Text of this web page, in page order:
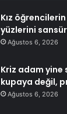
Kız öğrencilerin
yüzlerini
Ağustos 6, 2026
Kriz adam yine
kupaya değil,
Ağustos 6, 2026